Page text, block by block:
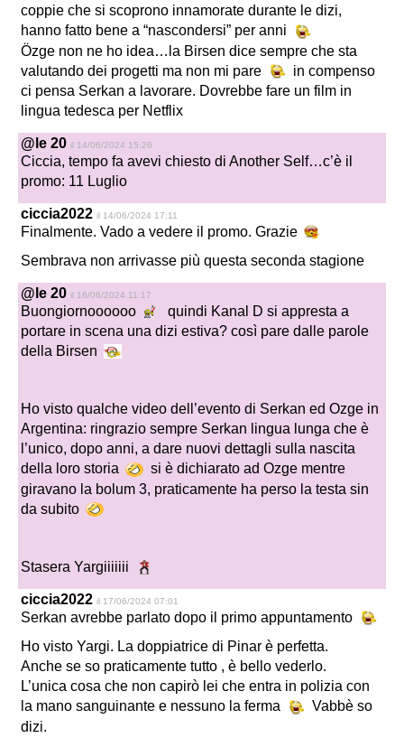
coppie che si scoprono innamorate durante le dizi,
hanno fatto bene a “nascondersi” per anni
Özge non ne ho idea…la Birsen dice sempre che sta
valutando dei progetti ma non mi pare
in compenso
ci pensa Serkan a lavorare. Dovrebbe fare un film in
lingua tedesca per Netflix
@le 20 il 14/06/2024 15:26
Ciccia, tempo fa avevi chiesto di Another Self…c’è il
promo: 11 Luglio
ciccia2022 il 14/06/2024 17:11
Finalmente. Vado a vedere il promo. Grazie
Sembrava non arrivasse più questa seconda stagione
@le 20 il 16/06/2024 11:17
Buongiornoooooo
quindi Kanal D si appresta a
portare in scena una dizi estiva? così pare dalle parole
della Birsen
Ho visto qualche video dell’evento di Serkan ed Ozge in
Argentina: ringrazio sempre Serkan lingua lunga che è
l’unico, dopo anni, a dare nuovi dettagli sulla nascita
della loro storia
si è dichiarato ad Ozge mentre
giravano la bolum 3, praticamente ha perso la testa sin
da subito
Stasera Yargiiiiiii
ciccia2022 il 17/06/2024 07:01
Serkan avrebbe parlato dopo il primo appuntamento
Ho visto Yargi. La doppiatrice di Pinar è perfetta.
Anche se so praticamente tutto , è bello vederlo.
L’unica cosa che non capirò lei che entra in polizia con
la mano sanguinante e nessuno la ferma
Vabbè so
dizi.